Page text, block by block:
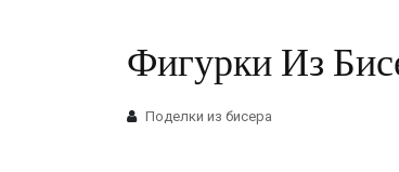
Фигурки Из
Поделки из бисера